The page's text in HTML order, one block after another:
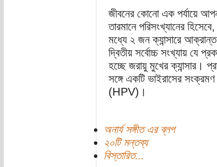
জীবনের কোনো এক পর্যায়ে
তারমানে পরিসংখ্যানের
মধ্যে ২ জন ক্যান্সারে
দ্বিতীয় সর্বোচ্চ সংখ্যায় যে
হচ্ছে জরায়ু মুখের ক্যান্সার।
সঙ্গে একটি ভাইরাসের
(HPV)।
অনার্য সঙ্গীত এর ব্লগ
২০টি মন্তব্য
বিস্তারিত...